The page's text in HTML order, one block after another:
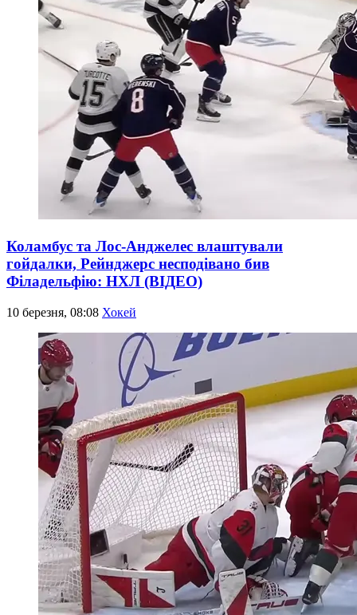
Коламбус та Лос-Анджелес влаштували
гойдалки, Рейнджерс несподівано бив
Філадельфію: НХЛ (ВІДЕО)
10 березня, 08:08 Хокей